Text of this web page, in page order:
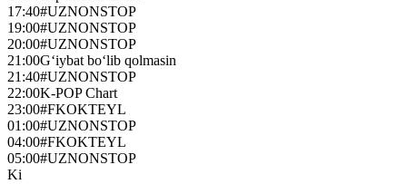
17:40#UZNONSTOP
19:00#UZNONSTOP
20:00#UZNONSTOP
21:00G‘iybat bo‘lib qolmasin
21:40#UZNONSTOP
22:00K-POP Chart
23:00#FKOKTEYL
01:00#UZNONSTOP
04:00#FKOKTEYL
05:00#UZNONSTOP
Ki